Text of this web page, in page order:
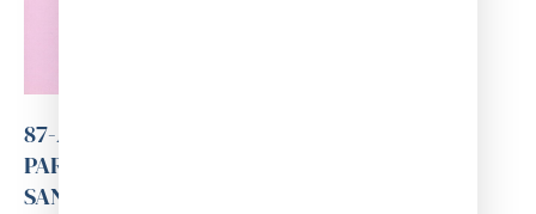
87-ASPECTES SANITARIS DELS ARXIUS
PARROQUIALS DE SAN FELIU DE CABRERA,
SANT GENÍS DE VILASSAR…